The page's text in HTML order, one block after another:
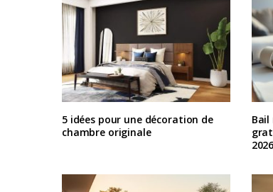
5 idées pour une décoration de
chambre originale
2026